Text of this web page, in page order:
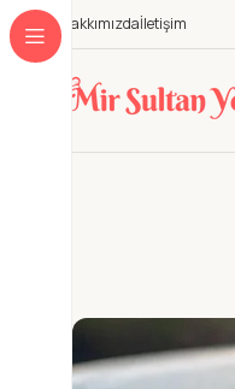
Hakkımızdaİletişim